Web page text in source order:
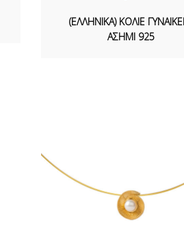
(ΕΛΛΗΝΙΚΑ) ΚΟΛΙΕ
ΑΣΗΜΙ 925